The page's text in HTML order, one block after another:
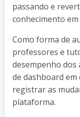
passando e
conhecimento
Como forma de
professores e
desempenho
de dashboard
registrar as
plataforma.